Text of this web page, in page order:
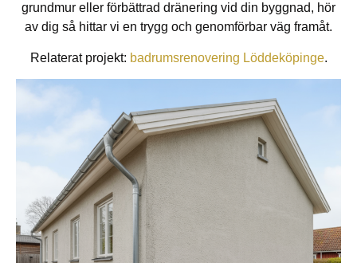
grundmur eller förbättrad dränering vid din byggnad, hör
av dig så hittar vi en trygg och genomförbar väg framåt.
Relaterat projekt: badrumsrenovering Löddeköpinge.